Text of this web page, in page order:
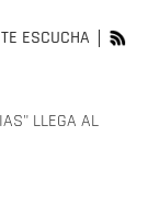
ESCUCHA
LLEGA AL